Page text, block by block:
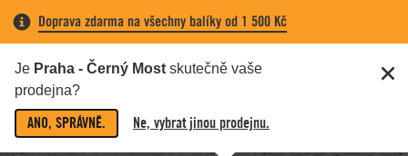
Doprava zdarma na všechny balíky od 1 500 Kč
Je Praha - Černý Most skutečně vaše
prodejna?
ANO, SPRÁVNĚ. Ne, vybrat jinou prodejnu.